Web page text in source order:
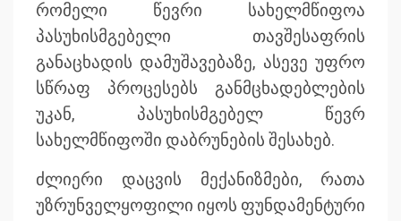
რომელი წევრი სახელმწიფოა
პასუხისმგებელი თავშესაფრის
განაცხადის დამუშავებაზე, ასევე უფრო
სწრაფ პროცესებს განმცხადებლების
უკან, პასუხისმგებელ წევრ
სახელმწიფოში დაბრუნების შესახებ.
ძლიერი დაცვის მექანიზმები, რათა
უზრუნველყოფილი იყოს ფუნდამენტური